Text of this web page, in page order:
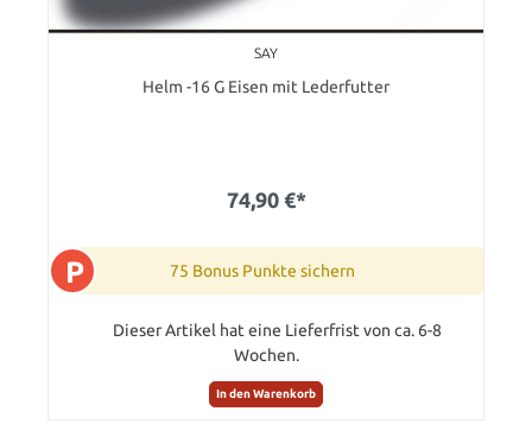
SAY
Helm -16 G Eisen mit Lederfutter
74,90 €*
P 75 Bonus Punkte sichern
Dieser Artikel hat eine Lieferfrist von ca. 6-8
Wochen.
In den Warenkorb